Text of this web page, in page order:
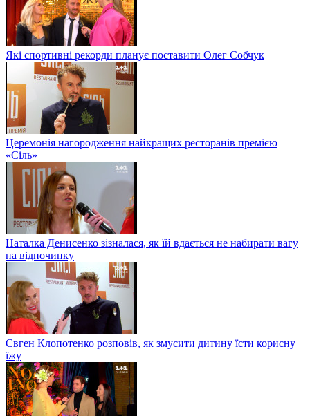
Які спортивні рекорди планує поставити Олег Собчук
Церемонія нагородження найкращих ресторанів премією
«Сіль»
Наталка Денисенко зізналася, як їй вдається не набирати вагу
на відпочинку
Євген Клопотенко розповів, як змусити дитину їсти корисну
їжу